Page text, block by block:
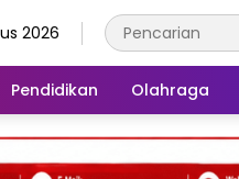
2026
Pendidikan Olahraga